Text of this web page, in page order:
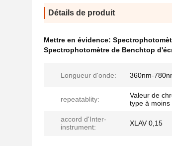
Détails de produit
Mettre en évidence:
Spectrophotomètre de Benchtop
Longueur d'onde: 360nm-
repeatablity:
Valeur de
type à moins
accord d'Inter-
instrument:
XLAV 0,15